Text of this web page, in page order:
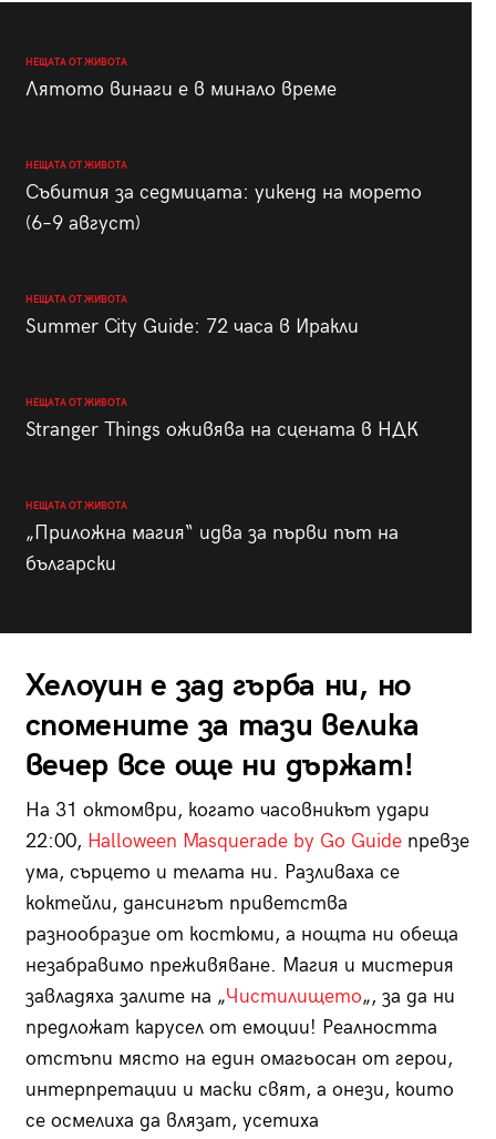
НЕЩАТА ОТ ЖИВОТА
Лятото винаги е в минало време
НЕЩАТА ОТ ЖИВОТА
Събития за седмицата: уикенд на морето
(6–9 август)
НЕЩАТА ОТ ЖИВОТА
Summer City Guide: 72 часа в Иракли
НЕЩАТА ОТ ЖИВОТА
Stranger Things оживява на сцената в НДК
НЕЩАТА ОТ ЖИВОТА
„Приложна магия“ идва за първи път на
български
Хелоуин е зад гърба ни, но
спомените за тази велика
вечер все още ни държат!
На 31 октомври, когато часовникът удари
22:00, Halloween Masquerade by Go Guideпревзе
ума, сърцето и телата ни. Разливаха се
коктейли, дансингът приветства
разнообразие от костюми, а нощта ни обеща
незабравимо преживяване. Магия и мистерия
завладяха залите на „Чистилището„, за да ни
предложат карусел от емоции! Реалността
отстъпи място на един омагьосан от герои,
интерпретации и маски свят, а онези, които
се осмелиха да влязат, усетиха